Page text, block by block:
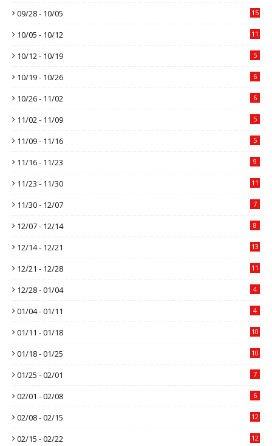
09/28 - 10/05 15
10/05 - 10/12 11
10/12 - 10/19 5
10/19 - 10/26 6
10/26 - 11/02 6
11/02 - 11/09 5
11/09 - 11/16 5
11/16 - 11/23 9
11/23 - 11/30 11
11/30 - 12/07 7
12/07 - 12/14 8
12/14 - 12/21 13
12/21 - 12/28 11
12/28 - 01/04 4
01/04 - 01/11 4
01/11 - 01/18 10
01/18 - 01/25 10
01/25 - 02/01 7
02/01 - 02/08 6
02/08 - 02/15 12
02/15 - 02/22 12